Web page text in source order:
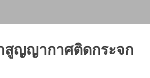
ญญากาศติดกระจก